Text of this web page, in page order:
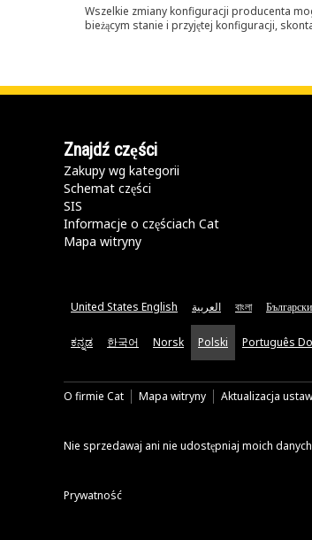
Wszelkie zmiany konfiguracji producenta
bieżącym stanie i przyjętej konfiguracji,
Znajdź części
Zakupy wg kategorii
Schemat części
SIS
Informacje o częściach Cat
Mapa witryny
United States English العربية বাংলা Български
ಕನ್ನಡ 한국어 Norsk Polski Português
O firmie Cat Mapa witryny Aktualizacja
Nie sprzedawaj ani nie udostępniaj moich
Prywatność